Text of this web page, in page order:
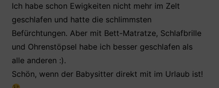
Ich habe schon Ewigkeiten nicht mehr im Zelt
geschlafen und hatte die schlimmsten
Befürchtungen. Aber mit Bett-Matratze, Schlafbrille
und Ohrenstöpsel habe ich besser geschlafen als
alle anderen :).
Schön, wenn der Babysitter direkt mit im Urlaub ist!